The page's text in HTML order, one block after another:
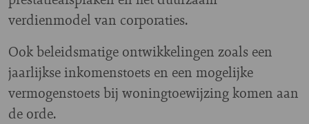
verdienmodel van corporaties.
Ook beleidsmatige ontwikkelingen zoals een
jaarlijkse inkomenstoets en een mogelijke
vermogenstoets bij woningtoewijzing komen aan
de orde.